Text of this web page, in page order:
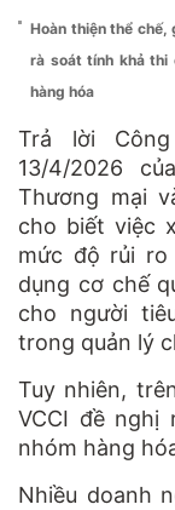
Hoàn thiện thể
rà soát tính khả thi
hàng hóa
Trả lời
13/4/2026
Thương mại
cho biết việc
mức độ rủi
dụng cơ chế
cho người
trong quản lý
Tuy nhiên,
VCCI đề nghị
nhóm hàng
Nhiều doanh